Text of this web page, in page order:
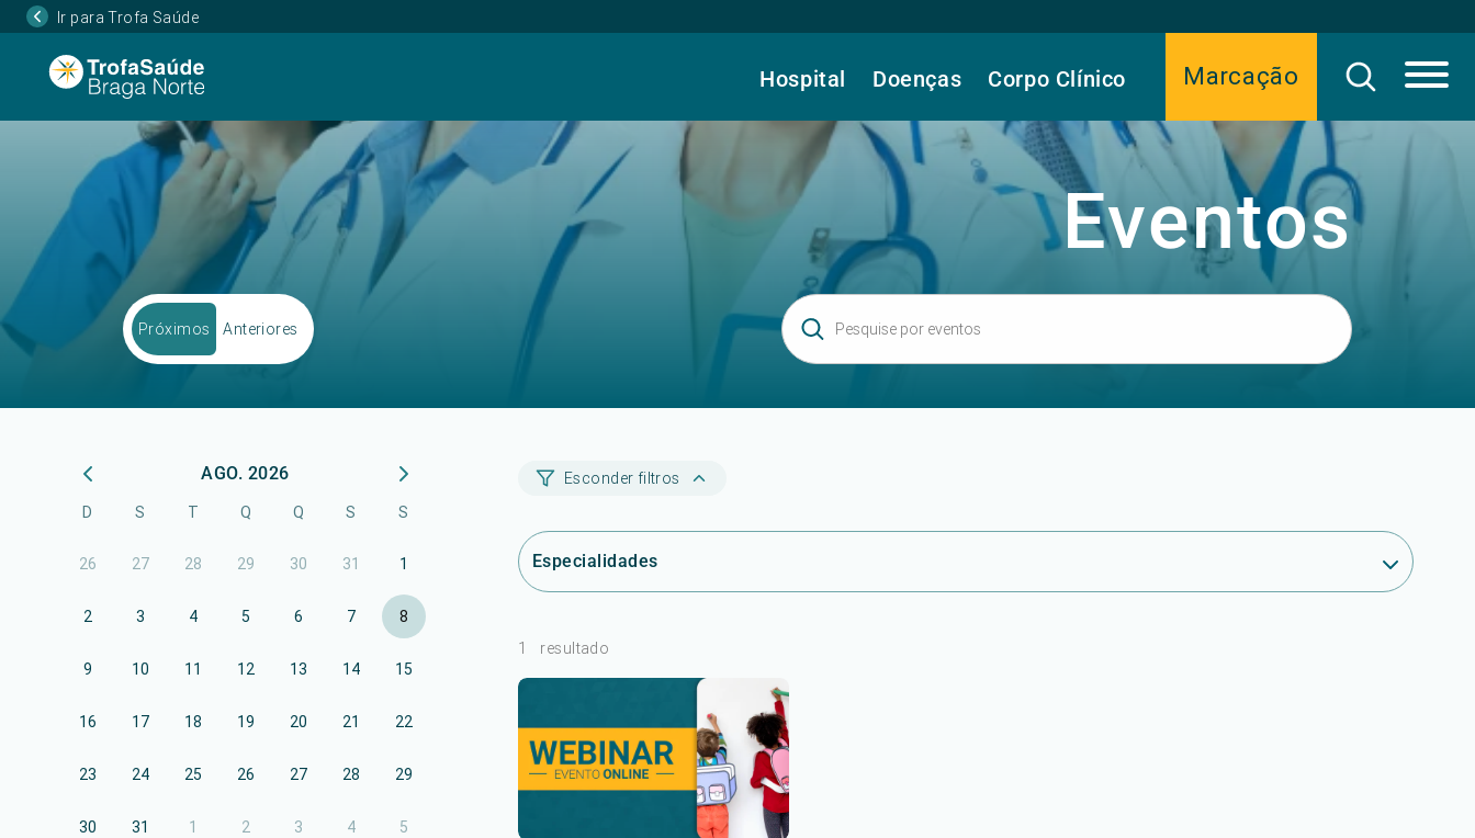
Ir para Trofa Saúde
Marcação
Hospital Doenças Corpo Clínico
Eventos
Próximos Anteriores
AGO. 2026
D S T Q Q S S
26 27 28 29 30 31 1
2 3 4 5 6 7 8
9 10 11 12 13 14 15
16 17 18 19 20 21 22
23 24 25 26 27 28 29
30 31 1 2 3 4 5
Esconder filtros
Especialidades
1 resultado